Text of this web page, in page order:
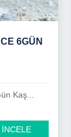
6GÜN
Kaş...
İNCELE